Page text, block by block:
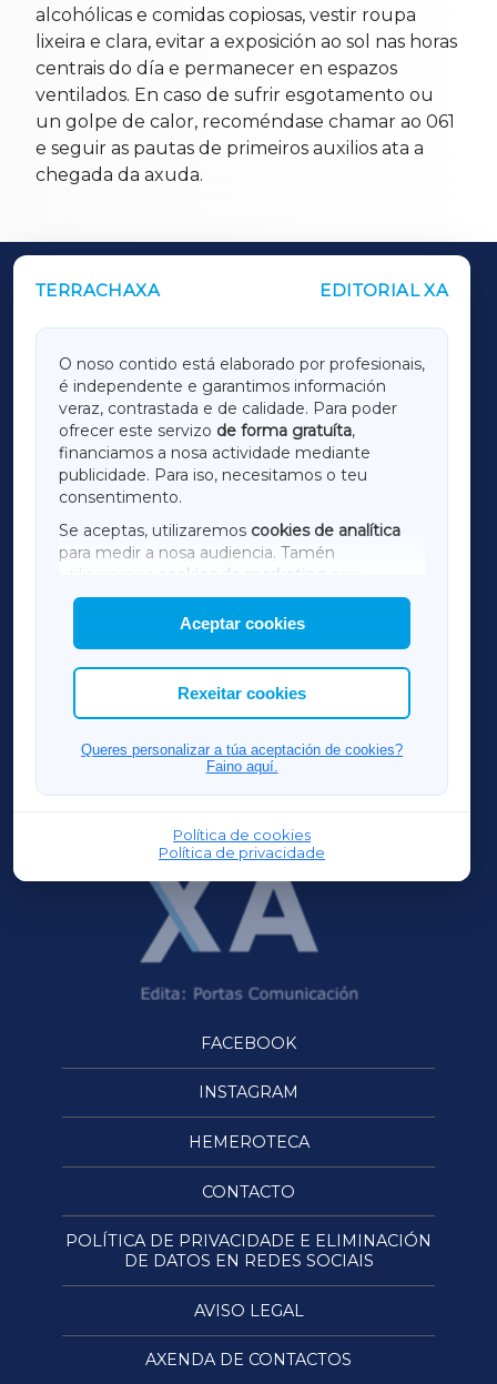
alcohólicas e comidas copiosas, vestir roupa
lixeira e clara, evitar a exposición ao sol nas horas
centrais do día e permanecer en espazos
ventilados. En caso de sufrir esgotamento ou
un golpe de calor, recoméndase chamar ao 061
e seguir as pautas de primeiros auxilios ata a
chegada da axuda.
TERRACHAXA EDITORIAL XA
O noso contido está elaborado por profesionais,
é independente e garantimos información
veraz, contrastada e de calidade. Para poder
ofrecer este servizo de forma gratuíta,
financiamos a nosa actividade mediante
publicidade. Para iso, necesitamos o teu
consentimento.
Se aceptas, utilizaremos cookies de analítica
para medir a nosa audiencia. Tamén
utilizaremos
cookies de marketing
mostrar publicidade de terceiros.
Así mesmo, podes personalizar a elección das
cookies que desexas permitir.
Aceptar cookies
Rexeitar cookies
Queres personalizar a túa aceptación de cookies?
Faino aquí.
Política de cookies
Política de privacidade
OUTROS PERIÓDICOS
LUGOXA
TERRACHAXA
AMARIÑAXA
RIBEIRASACRAXA
ACORUÑAXA
FERROLXA
OURENSEXA
FACEBOOK
INSTAGRAM
HEMEROTECA
CONTACTO
POLÍTICA DE PRIVACIDADE E ELIMINACIÓN
DE DATOS EN REDES SOCIAIS
AVISO LEGAL
AXENDA DE CONTACTOS